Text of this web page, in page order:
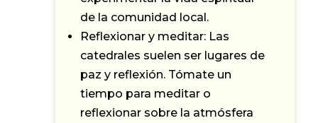
de la comunidad local.
Reflexionar y meditar: Las
catedrales suelen ser lugares de
paz y reflexión. Tómate un
tiempo para meditar o
reflexionar sobre la atmósfera